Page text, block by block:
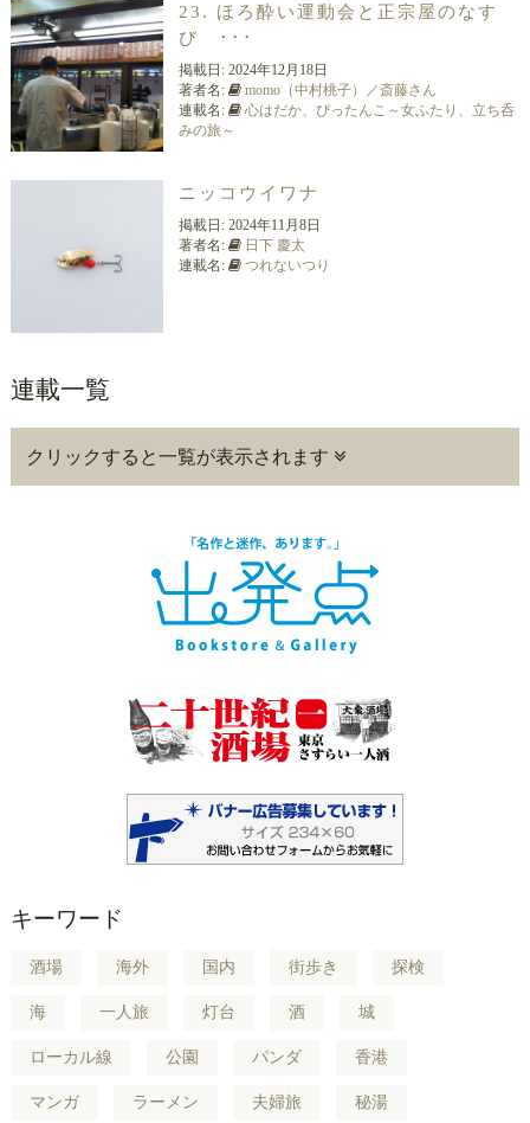
23. ほろ酔い運動会と正宗屋のなす
び ･･･
掲載日: 2024年12月18日
著者名:
momo（中村桃子）／斎藤さん
連載名:
心はだか、ぴったんこ～女ふたり、立ち呑
みの旅～
ニッコウイワナ
掲載日: 2024年11月8日
著者名:
日下 慶太
連載名:
つれないつり
連載一覧
クリックすると一覧が表示されます
キーワード
酒場 海外 国内 街歩き 探検
海 一人旅 灯台 酒 城
ローカル線 公園 パンダ 香港
マンガ ラーメン 夫婦旅 秘湯